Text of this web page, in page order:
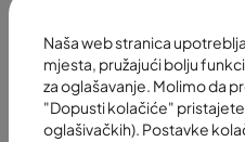
Naša web stranica
mjesta, pružajući bolju
za oglašavanje. Molimo da
"Dopusti kolačiće"
oglašivačkih). Postavke